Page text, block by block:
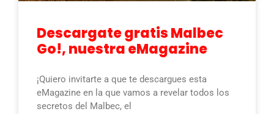
Descargate gratis Malbec
Go!, nuestra eMagazine
¡Quiero invitarte a que te descargues esta
eMagazine en la que vamos a revelar todos los
secretos del Malbec, el